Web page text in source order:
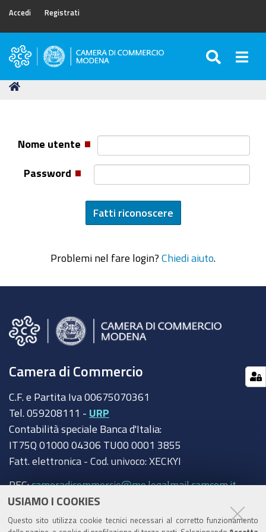
USIAMO I COOKIES
Questo sito utilizza cookie tecnici necessari al corretto funzionamento
Accedi Registrati
Camera
Commercio
Tu
Nome utente
Password
Problemi nel fare login? Chiedi aiuto
Camera di Commercio
C.F. e Partita Iva 00675070361
Tel. 059208111 - URP
Contabilità speciale Banca d'Italia:
IT75Q 01000 04306 TU00 0001 3855
Fatt. elettronica - Cod. univoco: XECKYI
PEC:cameradicommercio@mo.legalmail.camcom.it
Trasparenza